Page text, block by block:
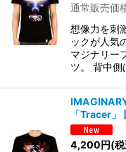
通常販売価
想像力を刺
ックが人気
マジナリー
ツ。 背中
「Tracer」
4,200 円(